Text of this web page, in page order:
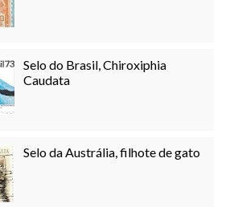
Selo do Brasil, Chiroxiphia
Caudata
Selo da Austrália, filhote de gato